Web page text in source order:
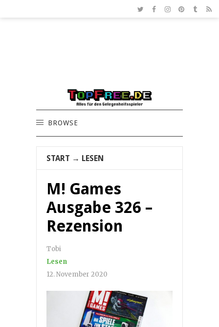
BROWSE
START → LESEN
M! Games
Ausgabe 326 –
Rezension
Tobi
Lesen
12. November 2020